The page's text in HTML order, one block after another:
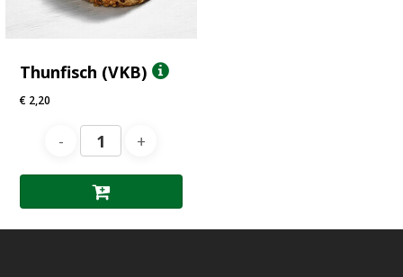
Thunfisch (VKB)
€2,20